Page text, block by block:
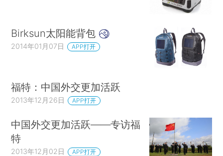
Birksun太阳能背包
2014年01月07日 APP打开
福特：中国外交更加活跃
2013年12月26日 APP打开
中国外交更加活跃——专访福
特
2013年12月02日 APP打开